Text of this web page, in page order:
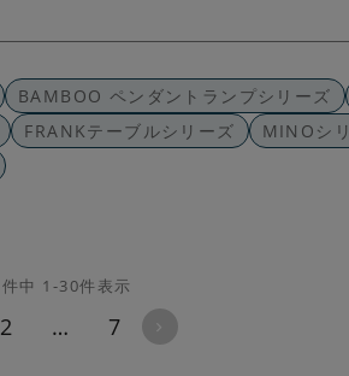
BAMBOO ペンダントランプシリーズ
FRANKテーブルシリーズ MINOシ
件中 1 -30件表示
2 … 7